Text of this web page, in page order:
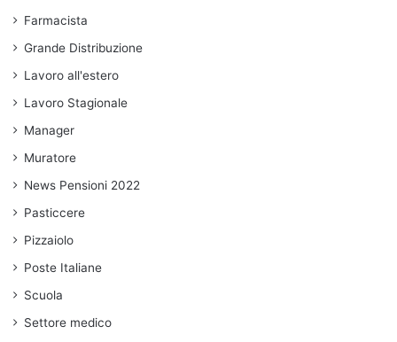
Farmacista
Grande Distribuzione
Lavoro all'estero
Lavoro Stagionale
Manager
Muratore
News Pensioni 2022
Pasticcere
Pizzaiolo
Poste Italiane
Scuola
Settore medico